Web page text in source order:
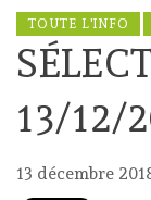
TOUTE L'INFO
13/12/
13 décembre